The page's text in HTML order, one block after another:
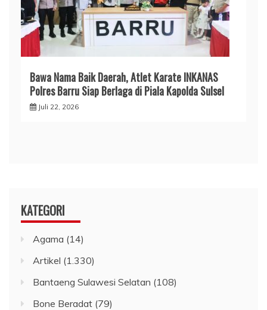
​Bawa Nama Baik Daerah, Atlet Karate INKANAS
Polres Barru Siap Berlaga di Piala Kapolda Sulsel
Juli 22, 2026
KATEGORI
Agama (14)
Artikel (1.330)
Bantaeng Sulawesi Selatan (108)
Bone Beradat (79)